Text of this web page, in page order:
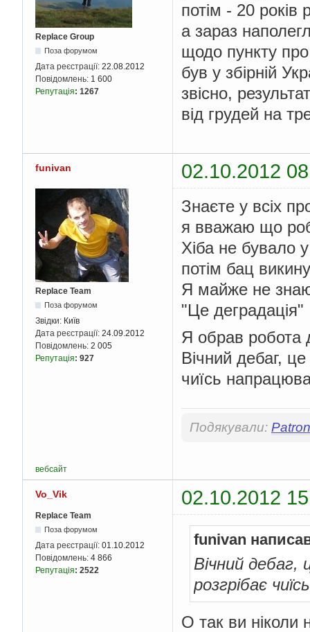
Replace Group
Поза форумом
Дата реєстрації: 22.08.2012
Повідомлень: 1 600
Репутація: 1267
потім - 20 років
а зараз
щодо пункту
був у збірній
звісно,
від грудей на
funivan 02.10.2012
Replace Team
Поза форумом
Звідки: Київ
Дата реєстрації: 24.09.2012
Повідомлень: 2 005
Репутація: 927
Знаєте у всіх
я вважаю що
Хіба не бувало
потім бац
Я майже не знаю
"Це деградація"
Я обрав робота
Вічний дебаг,
чиїсь
Подякували: Patron
вебсайт
Vo_Vik 02.10.2012
Replace Team
Поза форумом
Дата реєстрації: 01.10.2012
Повідомлень: 4 866
Репутація: 2522
funivan
Вічний дебаг,
розгрібає
О так ви ніколи